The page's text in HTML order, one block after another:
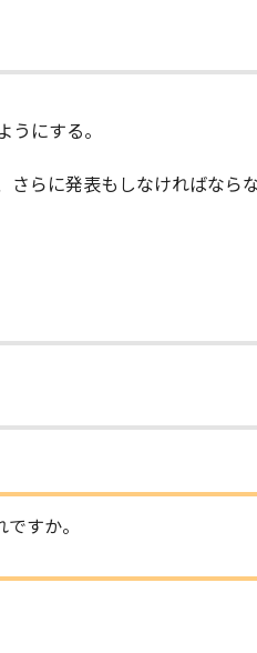
にする。
らに発表もしなければなら
すか。